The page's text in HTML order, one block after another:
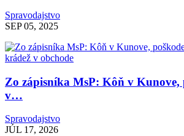
Spravodajstvo
SEP 05, 2025
Zo zápisníka MsP: Kôň v Kunove,
v…
Spravodajstvo
JÚL 17, 2026